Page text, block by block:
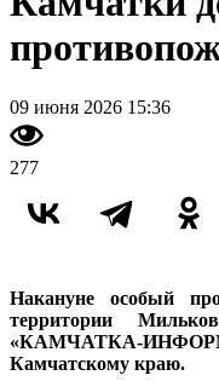
09 июня 2026 15:36
277
Накануне особый
территории
«КАМЧАТКА-
Камчатскому краю.